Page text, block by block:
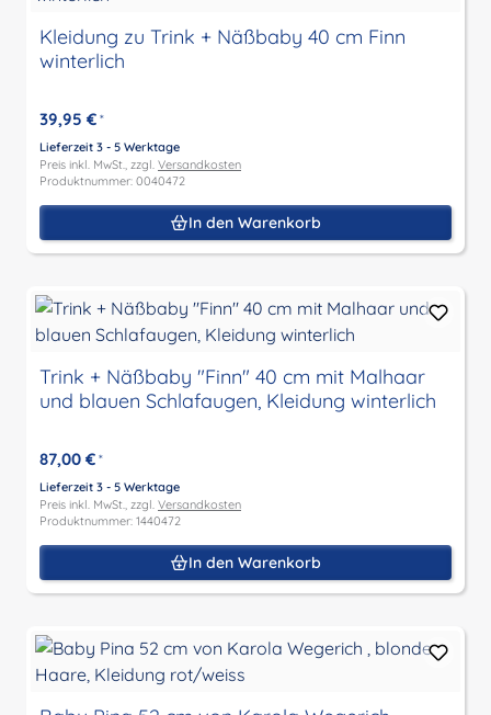
Kleidung zu Trink + Näßbaby 40 cm Finn
winterlich
39,95 € *
Lieferzeit 3 - 5 Werktage
Preis inkl. MwSt., zzgl. Versandkosten
Produktnummer: 0040472
In den Warenkorb
Trink + Näßbaby "Finn" 40 cm mit Malhaar
und blauen Schlafaugen, Kleidung winterlich
87,00 € *
Lieferzeit 3 - 5 Werktage
Preis inkl. MwSt., zzgl. Versandkosten
Produktnummer: 1440472
In den Warenkorb